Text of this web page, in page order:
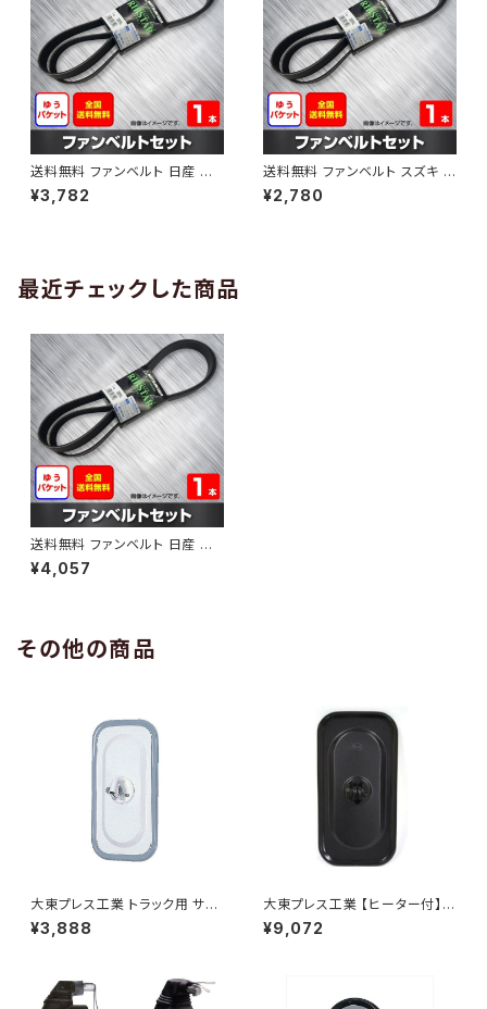
送料無料 ファンベルト 日産 キ
ューブ 型式Z12 H20.11～H24.
10 （国内トップメーカー） 1本 H
¥3,782
送料無料 ファンベルト スズキ ワ
ゴンR 型式MH34S H24.09～
H29.02 （国内トップメーカー）
¥2,780
最近チェックした商品
送料無料 ファンベルト 日産 セ
レナ 型式FC26 H22.11～H24.
08 （国内トップメーカー） 1本 H
¥4,057
その他の商品
大東プレス工業 トラック用 サイ
ドミラー/バックミラー J08 330
X170 L012 DI-7
¥3,888
大東プレス工業 【ヒーター付】サ
イドミラー/バックミラーJ08 DI
-7BZ
¥9,072